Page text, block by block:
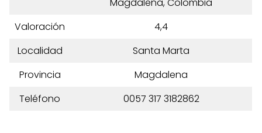
Valoración
4,4
Localidad
Santa Marta
Provincia
Magdalena
Teléfono
0057 317 3182862